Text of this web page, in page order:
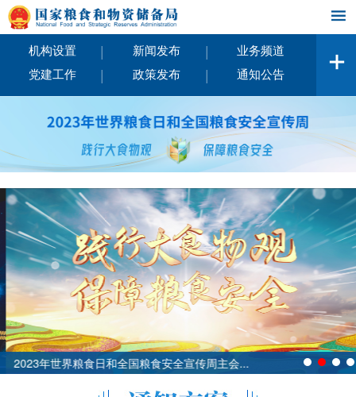
机构设置 | 新闻发布 |
业务频道
党建工作
| 政策发布 | 通知公告
2023年世界粮食日和全国粮食安全宣传周主会...